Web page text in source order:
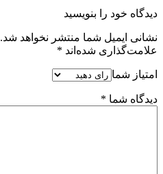
دیدگاه خود را بنویسید
نشانی ایمیل شما منتشر نخواهد شد.
علامت‌گذاری شده‌اند *
امتیاز شما
دیدگاه شما *